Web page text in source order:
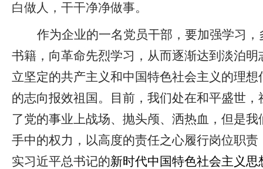
白做人，干干净净做事。
作为企业的一名党员干部，要加强学习
书籍，向革命先烈学习，从而逐渐达到淡泊
立坚定的共产主义和中国特色社会主义的理想
的志向报效祖国。目前， 我们处在和平盛世
了党的事业上战场、抛头颅、洒热血，但是
手中的权力，以高度的责任之心履行岗位职
实习近平总书记的新时代中国特色社会主义思